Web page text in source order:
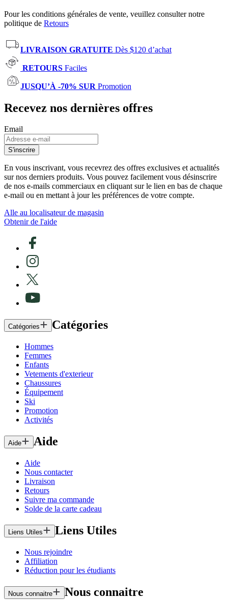
Pour les conditions générales de vente, veuillez consulter notre
politique de Retours
LIVRAISON GRATUITE Dès $120 d’achat
RETOURS Faciles
JUSQU’À -70% SUR Promotion
Recevez nos dernières offres
Email
S'inscrire
En vous inscrivant, vous recevrez des offres exclusives et actualités
sur nos derniers produits. Vous pouvez facilement vous désinscrire
de nos e-mails commerciaux en cliquant sur le lien en bas de chaque
e-mail ou en mettant à jour les préférences de votre compte.
Alle au localisateur de magasin
Obtenir de l'aide
Catégories Catégories
Hommes
Femmes
Enfants
Vetements d'exterieur
Chaussures
Équipement
Ski
Promotion
Activités
Aide Aide
Aide
Nous contacter
Livraison
Retours
Suivre ma commande
Solde de la carte cadeau
Liens Utiles Liens Utiles
Nous rejoindre
Affiliation
Réduction pour les étudiants
Nous connaitre Nous connaitre